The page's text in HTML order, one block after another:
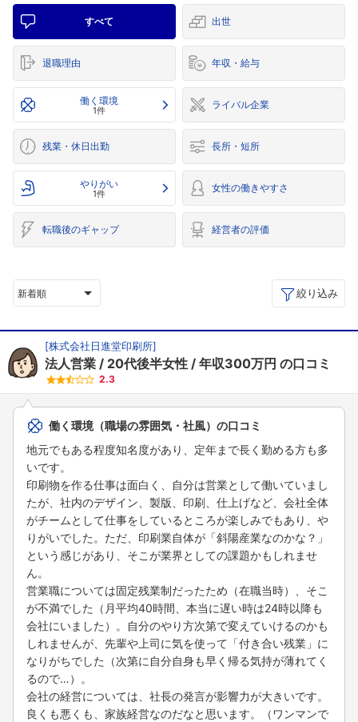
すべて 出世
退職理由 年収・給与
働く環境
1件 ライバル企業
残業・休日出勤 長所・短所
やりがい
1件 女性の働きやすさ
転職後のギャップ 経営者の評価
新着順 絞り込み
[株式会社日進堂印刷所]
法人営業 20代後半女性 年収300万円 の口コミ
2.3
働く環境（職場の雰囲気・社風）の口コミ
地元でもある程度知名度があり、定年まで長く勤める方も多
いです。
印刷物を作る仕事は面白く、自分は営業として働いていまし
たが、社内のデザイン、製版、印刷、仕上げなど、会社全体
がチームとして仕事をしているところが楽しみでもあり、や
りがいでした。ただ、印刷業自体が「斜陽産業なのかな？」
という感じがあり、そこが業界としての課題かもしれませ
ん。
営業職については固定残業制だったため（在職当時）、そこ
が不満でした（月平均40時間、本当に遅い時は24時以降も
会社にいました）。自分のやり方次第で変えていけるのかも
しれませんが、先輩や上司に気を使って「付き合い残業」に
なりがちでした（次第に自分自身も早く帰る気持が薄れてく
るので…）。
会社の経営については、社長の発言が影響力が大きいです。
良くも悪くも、家族経営なのだなと思います。（ワンマンで